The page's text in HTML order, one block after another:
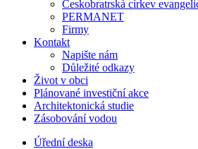
Českobratrská církev
PERMANET
Firmy
Kontakt
Napište nám
Důležité odkazy
Život v obci
Plánované investiční akce
Architektonická studie
Zásobování vodou
Úřední deska